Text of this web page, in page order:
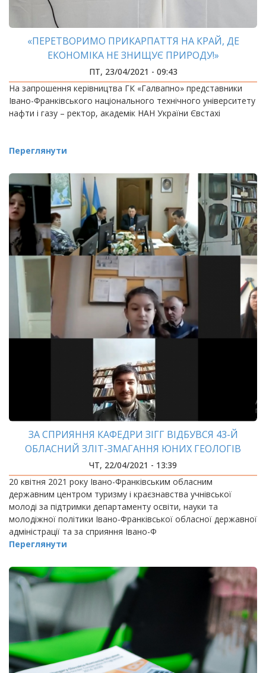
«ПЕРЕТВОРИМО ПРИКАРПАТТЯ НА КРАЙ, ДЕ
ЕКОНОМІКА НЕ ЗНИЩУЄ ПРИРОДУ!»
ПТ, 23/04/2021 - 09:43
На запрошення керівництва ГК «Галвапно» представники
Івано-Франківського національного технічного університету
нафти і газу – ректор, академік НАН України Євстахі
Переглянути
ЗА СПРИЯННЯ КАФЕДРИ ЗІГГ ВІДБУВСЯ 43-Й
ОБЛАСНИЙ ЗЛІТ-ЗМАГАННЯ ЮНИХ ГЕОЛОГІВ
ЧТ, 22/04/2021 - 13:39
20 квітня 2021 року Івано-Франківським обласним
державним центром туризму і краєзнавства учнівської
молоді за підтримки департаменту освіти, науки та
молодіжної політики Івано-Франківської обласної державної
адміністрації та за сприяння Івано-Ф
Переглянути